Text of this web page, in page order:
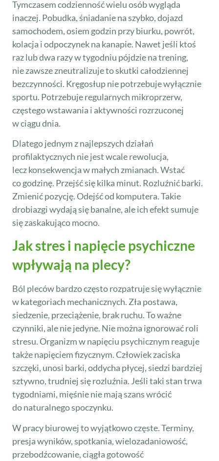
Tymczasem codzienność wielu osób wygląda
inaczej. Pobudka, śniadanie na szybko, dojazd
samochodem, osiem godzin przy biurku, powrót,
kolacja i odpoczynek na kanapie. Nawet jeśli ktoś
raz lub dwa razy w tygodniu pójdzie na trening,
nie zawsze zneutralizuje to skutki całodziennej
bezczynności. Kręgosłup nie potrzebuje wyłącznie
sportu. Potrzebuje regularnych mikroprzerw,
częstego wstawania i aktywności rozrzuconej
w ciągu dnia.
Dlatego jednym z najlepszych działań
profilaktycznych nie jest wcale rewolucja,
lecz konsekwencja w małych zmianach. Wstać
co godzinę. Przejść się kilka minut. Rozluźnić barki.
Zmienić pozycję. Odejść od komputera. Takie
drobiazgi wydają się banalne, ale ich efekt sumuje
się zaskakująco mocno.
Jak stres i napięcie psychiczne
wpływają na plecy?
Ból pleców bardzo często rozpatruje się wyłącznie
w kategoriach mechanicznych. Zła postawa,
siedzenie, przeciążenie, brak ruchu. To ważne
czynniki, ale nie jedyne. Nie można ignorować roli
stresu. Organizm w napięciu psychicznym reaguje
także napięciem fizycznym. Człowiek zaciska
szczęki, unosi barki, oddycha płycej, siedzi bardziej
sztywno, trudniej się rozluźnia. Jeśli taki stan trwa
tygodniami, mięśnie nie mają szans wrócić
do naturalnego spoczynku.
W pracy biurowej to wyjątkowo częste. Terminy,
presja wyników, spotkania, wielozadaniowość,
przebodźcowanie, ciągła gotowość